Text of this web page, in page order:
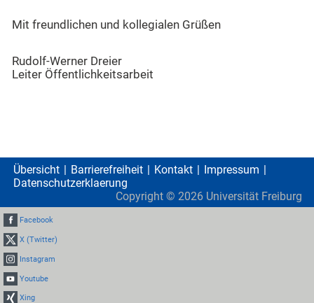
Mit freundlichen und kollegialen Grüßen
Rudolf-Werner Dreier
Leiter Öffentlichkeitsarbeit
Übersicht Barrierefreiheit Kontakt
Impressum
Datenschutzerklaerung
Copyright © 2026 Universität Freiburg
Facebook
X (Twitter)
Instagram
Youtube
Xing